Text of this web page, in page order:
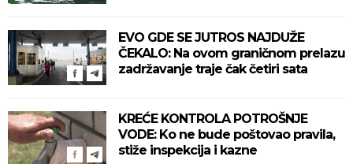
EVO GDE SE JUTROS NAJDUŽE
ČEKALO: Na ovom graničnom prelazu
zadržavanje traje čak četiri sata
KREĆE KONTROLA POTROŠNJE
VODE: Ko ne bude poštovao pravila,
stiže inspekcija i kazne